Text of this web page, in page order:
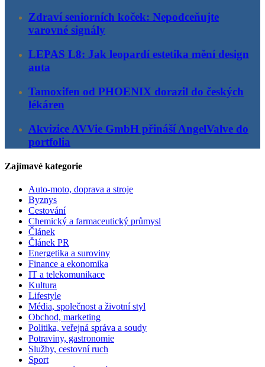
Zdraví seniorních koček: Nepodceňujte
varovné signály
LEPAS L8: Jak leopardí estetika mění design
auta
Tamoxifen od PHOENIX dorazil do českých
lékáren
Akvizice AVVie GmbH přináší AngelValve do
portfolia
Zajímavé kategorie
Auto-moto, doprava a stroje
Byznys
Cestování
Chemický a farmaceutický průmysl
Článek
Článek PR
Energetika a suroviny
Finance a ekonomika
IT a telekomunikace
Kultura
Lifestyle
Média, společnost a životní styl
Obchod, marketing
Politika, veřejná správa a soudy
Potraviny, gastronomie
Služby, cestovní ruch
Sport